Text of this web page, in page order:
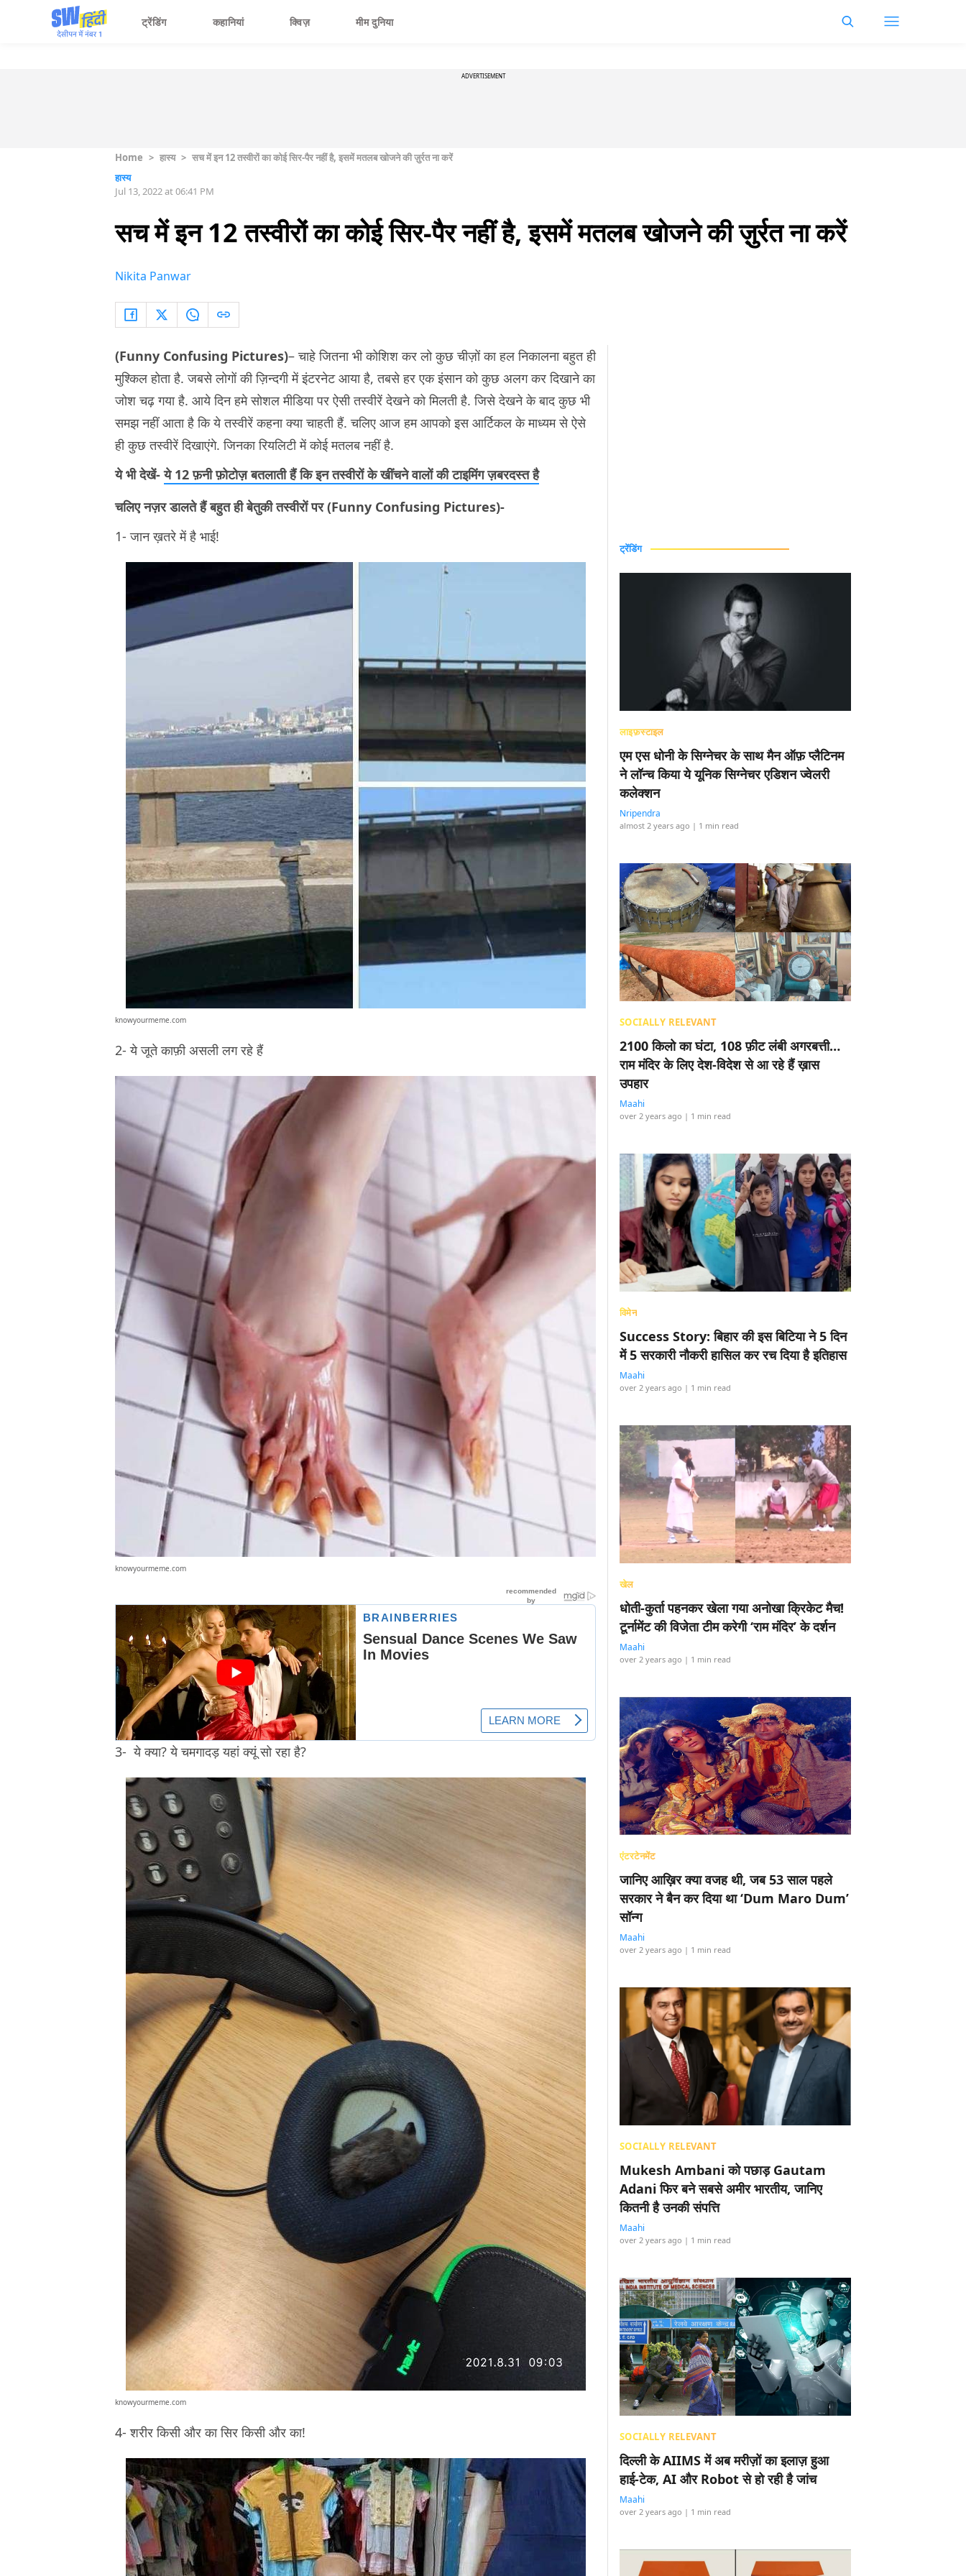
ट्रेंडिंग कहानियां क्विज़ मीम दुनिया
ADVERTISEMENT
Home > हास्य > सच में इन 12 तस्वीरों का कोई सिर-पैर नहीं है, इसमें मतलब खोजने की ज़ुर्रत ना करें
हास्य
Jul 13, 2022 at 06:41 PM
सच में इन 12 तस्वीरों का कोई सिर-पैर नहीं है, इसमें मतलब खोजने की ज़ुर्रत ना करें
Nikita Panwar
(Funny Confusing Pictures)– चाहे जितना भी कोशिश कर लो कुछ चीज़ों का हल निकालना बहुत ही
मुश्किल होता है. जबसे लोगों की ज़िन्दगी में इंटरनेट आया है, तबसे हर एक इंसान को कुछ अलग कर दिखाने का
जोश चढ़ गया है. आये दिन हमे सोशल मीडिया पर ऐसी तस्वीरें देखने को मिलती है. जिसे देखने के बाद कुछ भी
समझ नहीं आता है कि ये तस्वीरें कहना क्या चाहती हैं. चलिए आज हम आपको इस आर्टिकल के माध्यम से ऐसे
ही कुछ तस्वीरें दिखाएंगे. जिनका रियलिटी में कोई मतलब नहीं है.
ये भी देखें-ये 12 फ़नी फ़ोटोज़ बतलाती हैं कि इन तस्वीरों के खींचने वालों की टाइमिंग ज़बरदस्त है
चलिए नज़र डालते हैं बहुत ही बेतुकी तस्वीरों पर (Funny Confusing Pictures)-
1- जान ख़तरे में है भाई!
knowyourmeme.com
2- ये जूते काफ़ी असली लग रहे हैं
knowyourmeme.com
3- ये क्या? ये चमगादड़ यहां क्यूं सो रहा है?
knowyourmeme.com
4- शरीर किसी और का सिर किसी और का!
ट्रेंडिंग
लाइफ़स्टाइल
एम एस धोनी के सिग्नेचर के साथ मैन ऑफ़ प्लैटिनम
ने लॉन्च किया ये यूनिक सिग्नेचर एडिशन ज्वेलरी
कलेक्शन
Nripendra
almost 2 years ago | 1 min read
SOCIALLY RELEVANT
2100 किलो का घंटा, 108 फ़ीट लंबी अगरबत्ती…
राम मंदिर के लिए देश-विदेश से आ रहे हैं ख़ास
उपहार
Maahi
over 2 years ago | 1 min read
विमेन
Success Story: बिहार की इस बिटिया ने 5 दिन
में 5 सरकारी नौकरी हासिल कर रच दिया है इतिहास
Maahi
over 2 years ago | 1 min read
खेल
धोती-कुर्ता पहनकर खेला गया अनोखा क्रिकेट मैच!
टूर्नामेंट की विजेता टीम करेगी ‘राम मंदिर’ के दर्शन
Maahi
over 2 years ago | 1 min read
एंटरटेनमेंट
जानिए आख़िर क्या वजह थी, जब 53 साल पहले
सरकार ने बैन कर दिया था ‘Dum Maro Dum’
सॉन्ग
Maahi
over 2 years ago | 1 min read
SOCIALLY RELEVANT
Mukesh Ambani को पछाड़ Gautam
Adani फिर बने सबसे अमीर भारतीय, जानिए
कितनी है उनकी संपत्ति
Maahi
over 2 years ago | 1 min read
SOCIALLY RELEVANT
दिल्ली के AIIMS में अब मरीज़ों का इलाज़ हुआ
हाई-टेक, AI और Robot से हो रही है जांच
Maahi
over 2 years ago | 1 min read